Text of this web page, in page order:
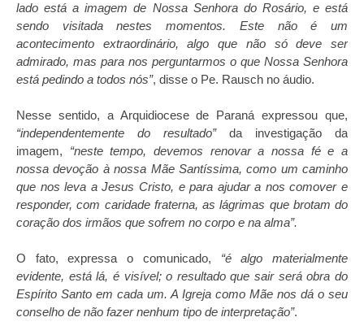
lado está a imagem de Nossa Senhora do Rosário, e está
sendo visitada nestes momentos. Este não é um
acontecimento extraordinário, algo que não só deve ser
admirado, mas para nos perguntarmos o que Nossa Senhora
está pedindo a todos nós”, disse o Pe. Rausch no áudio.
Nesse sentido, a Arquidiocese de Paraná expressou que,
“independentemente do resultado”da investigação da
imagem, “neste tempo, devemos renovar a nossa fé e a
nossa devoção à nossa Mãe Santíssima, como um caminho
que nos leva a Jesus Cristo, e para ajudar a nos comover e
responder, com caridade fraterna, as lágrimas que brotam do
coração dos irmãos que sofrem no corpo e na alma”.
O fato, expressa o comunicado, “é algo materialmente
evidente, está lá, é visível; o resultado que sair será obra do
Espírito Santo em cada um. A Igreja como Mãe nos dá o seu
conselho de não fazer nenhum tipo de interpretação”.